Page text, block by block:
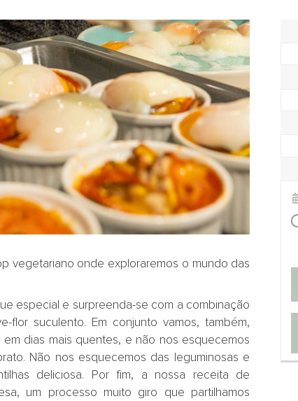
vegetariano onde exploraremos o mundo das
especial e surpreenda-se com a combinação
flor suculento. Em conjunto vamos, também,
dias mais quentes, e não nos esquecemos
Não nos esquecemos das leguminosas e
deliciosa. Por fim, a nossa receita de
um processo muito giro que partilhamos